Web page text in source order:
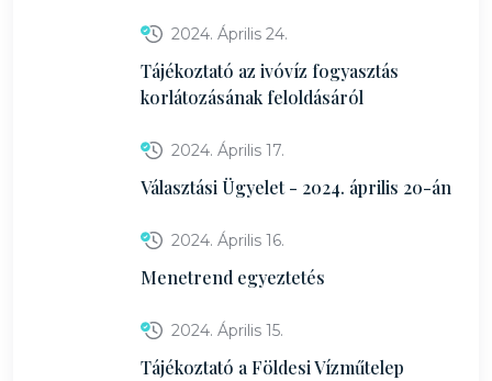
2024. Április 24.
Tájékoztató az ivóvíz fogyasztás
korlátozásának feloldásáról
2024. Április 17.
Választási Ügyelet - 2024. április 20-án
2024. Április 16.
Menetrend egyeztetés
2024. Április 15.
Tájékoztató a Földesi Vízműtelep